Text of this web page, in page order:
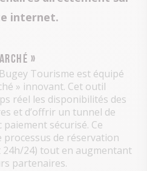
internet.
»
Tourisme est équipé
» innovant. Cet outil
réel les disponibilités des
et d’offrir un tunnel de
sécurisé. Ce
processus de réservation
24) tout en augmentant
partenaires.